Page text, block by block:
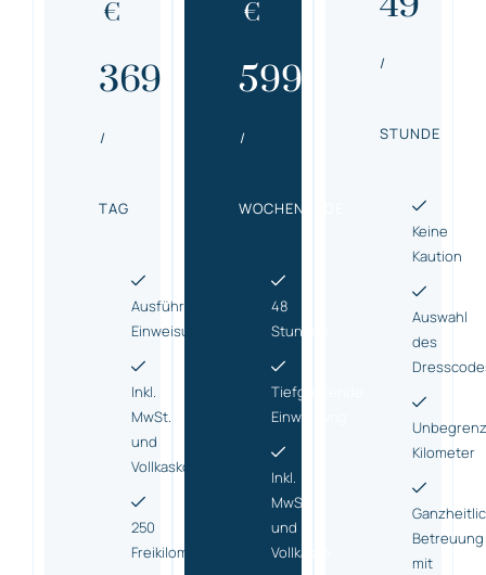
€
369
/
TAG
Ausführliche
Einweisung
Inkl.
MwSt.
und
Vollkasko
250
Freikilometer
€
599
/
WOCHENENDE
48
Stunden
Tiefgreifende
Einweisung
Inkl.
MwSt.
und
Vollkasko
/
STUNDE
Keine
Kaution
Auswahl
des
Kilometer
Betreuung
mit